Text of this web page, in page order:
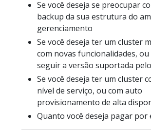
Se você deseja se preocupar
backup da sua estrutura do
gerenciamento
Se você deseja ter um cluster
com novas funcionalidades, ou
seguir a versão suportada
Se você deseja ter um cluster
nível de serviço, ou com auto
provisionamento de alta
Quanto você deseja pagar por